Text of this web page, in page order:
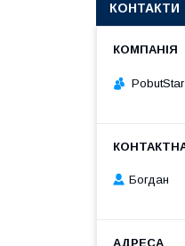
КОНТАКТИ
PobutStar
Богдан